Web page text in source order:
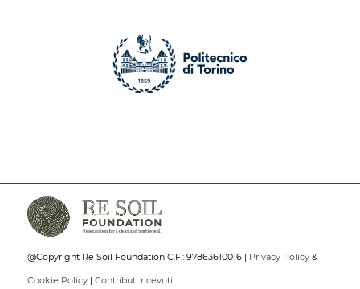
@Copyright Re Soil Foundation C.F.: 97863610016 | Privacy Policy&
Cookie Policy| Contributi ricevuti